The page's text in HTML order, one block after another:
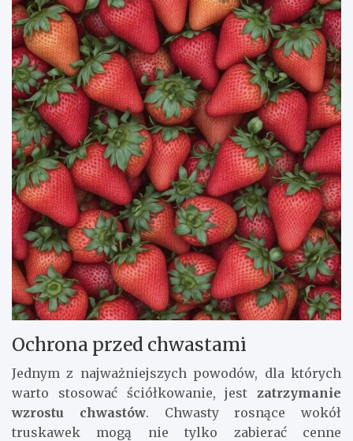
Ochrona przed chwastami
Jednym z najważniejszych powodów, dla których
warto stosować ściółkowanie, jest zatrzymanie
wzrostu chwastów. Chwasty rosnące wokół
truskawek mogą nie tylko zabierać cenne